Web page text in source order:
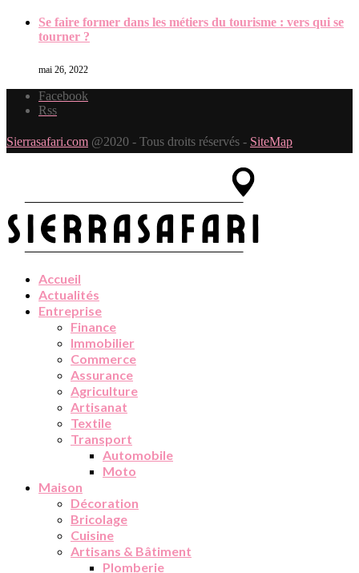
Se faire former dans les métiers du tourisme : vers qui se
tourner ?
mai 26, 2022
Facebook
Rss
Sierrasafari.com @2020 - Tous droits réservés - SiteMap
Accueil
Actualités
Entreprise
Finance
Immobilier
Commerce
Assurance
Agriculture
Artisanat
Textile
Transport
Automobile
Moto
Maison
Décoration
Bricolage
Cuisine
Artisans & Bâtiment
Plomberie